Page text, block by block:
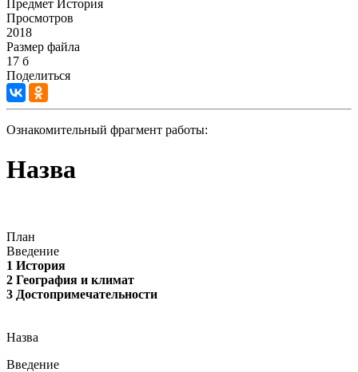
Предмет История
Просмотров
2018
Размер файла
17 б
Поделиться
Ознакомительный фрагмент работы:
Назва
План
Введение
1 История
2 География и климат
3 Достопримечательности
Назва
Введение